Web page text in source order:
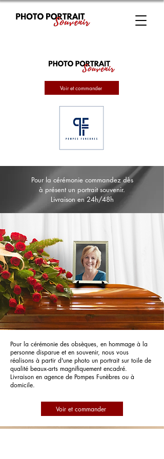
Voir et commander
Pour la cérémonie commandez dès
à présent un portrait souvenir.
Livraison en 24h/48h
Pour la cérémonie des obsèques, en hommage à la
personne disparue et en souvenir, nous vous
réalisons à partir d'une photo un portrait sur toile de
qualité beaux-arts magnifiquement encadré.
Livraison en agence de Pompes Funèbres ou à
domicile.
Voir et commander